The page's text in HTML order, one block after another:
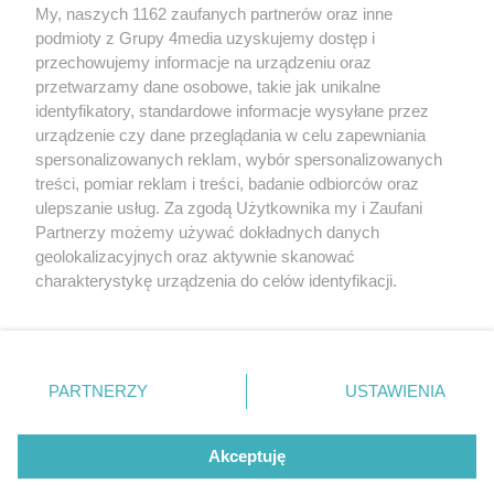
Redakcja Reklama Prywatność
Praca Łódź
the:protocol
Facebook.com
Youtube.com
My, naszych 1162 zaufanych partnerów oraz inne
podmioty z Grupy 4media uzyskujemy dostęp i
przechowujemy informacje na urządzeniu oraz
przetwarzamy dane osobowe, takie jak unikalne
identyfikatory, standardowe informacje wysyłane przez
urządzenie czy dane przeglądania w celu zapewniania
spersonalizowanych reklam, wybór spersonalizowanych
treści, pomiar reklam i treści, badanie odbiorców oraz
ulepszanie usług. Za zgodą Użytkownika my i Zaufani
Partnerzy możemy używać dokładnych danych
geolokalizacyjnych oraz aktywnie skanować
charakterystykę urządzenia do celów identyfikacji.
zmienić/wycofać klikając przycisk ustawień prywatności
znajdujący się w lewym dolnym rogu strony
. Niektóre
użytkownika, ale masz prawo sprzeciwić się takiemu
przetwarzaniu. Preferencje będą miały zastosowania tylko
PARTNERZY USTAWIENIA
Akceptuję